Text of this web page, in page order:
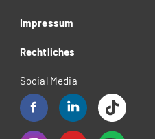
Impressum
Rechtliches
Social Media